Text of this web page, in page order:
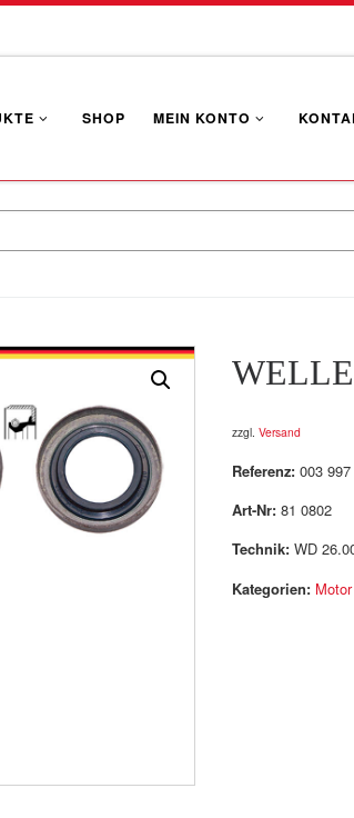
SHOP MEIN KONTO
zzgl. Versand
Referenz: 003
Art-Nr: 81 0802
Technik: WD
Kategorien: